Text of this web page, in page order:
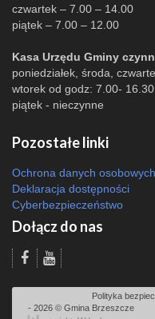
czwartek – 7.00 – 14.00
piątek – 7.00 – 12.00
Kasa Urzędu Gminy
poniedziałek, środa,
wtorek od godz: 7.00- 16.30
piątek - nieczynne
Pozostałe linki
Ochrona danych osobowych
Deklaracja dostępności
Cyberbezpieczeństwo
Dołącz do nas
Polityka
- 2026 © Gmina Brzeszcze